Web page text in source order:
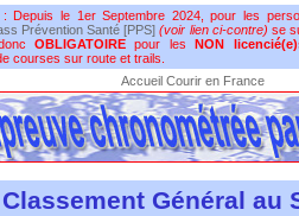
: Depuis le 1er Septembre 2024, pour les
Prévention Santé [PPS] (voir lien ci-contre) se
OBLIGATOIRE pour lesNON
courses sur route et trails.
Accueil Courir en France
Classement Général au